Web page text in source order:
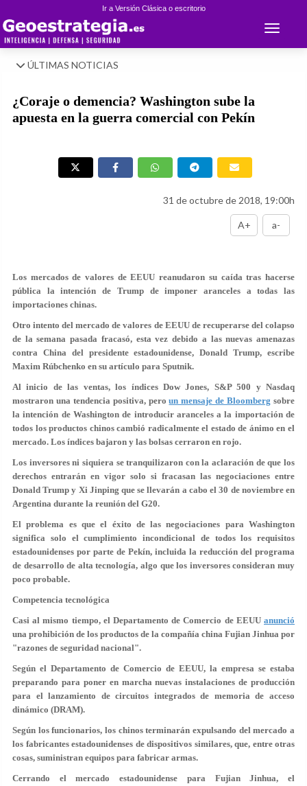
Ir a Versión Clásica o escritorio
Toggle
ÚLTIMAS NOTICIAS
¿Coraje o demencia? Washington sube la
apuesta en la guerra comercial con Pekín
31 de octubre de 2018, 19:00h
A+ a-
Los mercados de valores de EEUU reanudaron su caída tras hacerse
pública la intención de Trump de imponer aranceles a todas las
importaciones chinas.
Otro intento del mercado de valores de EEUU de recuperarse del colapso
de la semana pasada fracasó, esta vez debido a las nuevas amenazas
contra China del presidente estadounidense, Donald Trump, escribe
Maxim Rúbchenko en su artículo para Sputnik.
Al inicio de las ventas, los índices Dow Jones, S&P 500 y Nasdaq
mostraron una tendencia positiva, peroun mensaje de Bloomberg sobre
la intención de Washington de introducir aranceles a la importación de
todos los productos chinos cambió radicalmente el estado de ánimo en el
mercado. Los índices bajaron y las bolsas cerraron en rojo.
Los inversores ni siquiera se tranquilizaron con la aclaración de que los
derechos entrarán en vigor solo si fracasan las negociaciones entre
Donald Trump y Xi Jinping que se llevarán a cabo el 30 de noviembre en
Argentina durante la reunión del G20.
El problema es que el éxito de las negociaciones para Washington
significa solo el cumplimiento incondicional de todos los requisitos
estadounidenses por parte de Pekín, incluida la reducción del programa
de desarrollo de alta tecnología, algo que los inversores consideran muy
poco probable.
Competencia tecnológica
Casi al mismo tiempo, el Departamento de Comercio de EEUU anunció
una prohibición de los productos de la compañía china Fujian Jinhua por
"razones de seguridad nacional".
Según el Departamento de Comercio de EEUU, la empresa se estaba
preparando para poner en marcha nuevas instalaciones de producción
para el lanzamiento de circuitos integrados de memoria de acceso
dinámico (DRAM).
Según los funcionarios, los chinos terminarán expulsando del mercado a
los fabricantes estadounidenses de dispositivos similares, que, entre otras
cosas, suministran equipos para fabricar armas.
Cerrando el mercado estadounidense para Fujian Jinhua, el